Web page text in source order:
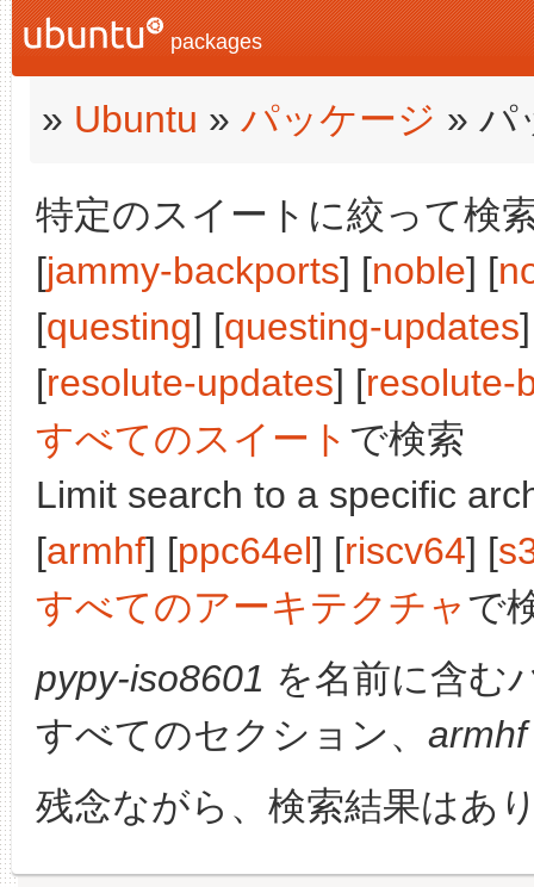
packages
» Ubuntu » パッケージ » パ
特定のスイートに絞って検
[jammy-backports] [noble] [
[questing] [questing-updates
[resolute-updates] [resolute-
すべてのスイート で検索
Limit search to a specific
[armhf] [ppc64el] [riscv64] [
すべてのアーキテクチャで
pypy-iso8601 を名前に含む
すべてのセクション、 armhf
残念ながら、検索結果はあ